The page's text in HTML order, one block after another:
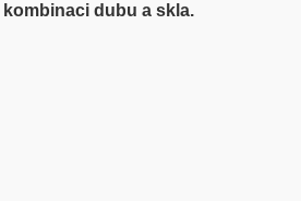
kombinaci dubu a skla.